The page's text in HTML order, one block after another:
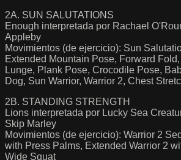
2A. SUN SALUTATIONS
Enough interpretada por Rachael
Appleby
Movimientos (de ejercicio): Sun
Extended Mountain Pose, Forward
Lunge, Plank Pose, Crocodile Pose,
Dog, Sun Warrior, Warrior 2, Chest
2B. STANDING STRENGTH
Lions interpretada por Lucky Sea
Skip Marley
Movimientos (de ejercicio): Warrior 2
with Press Palms, Extended Warrior 2
Wide Squat